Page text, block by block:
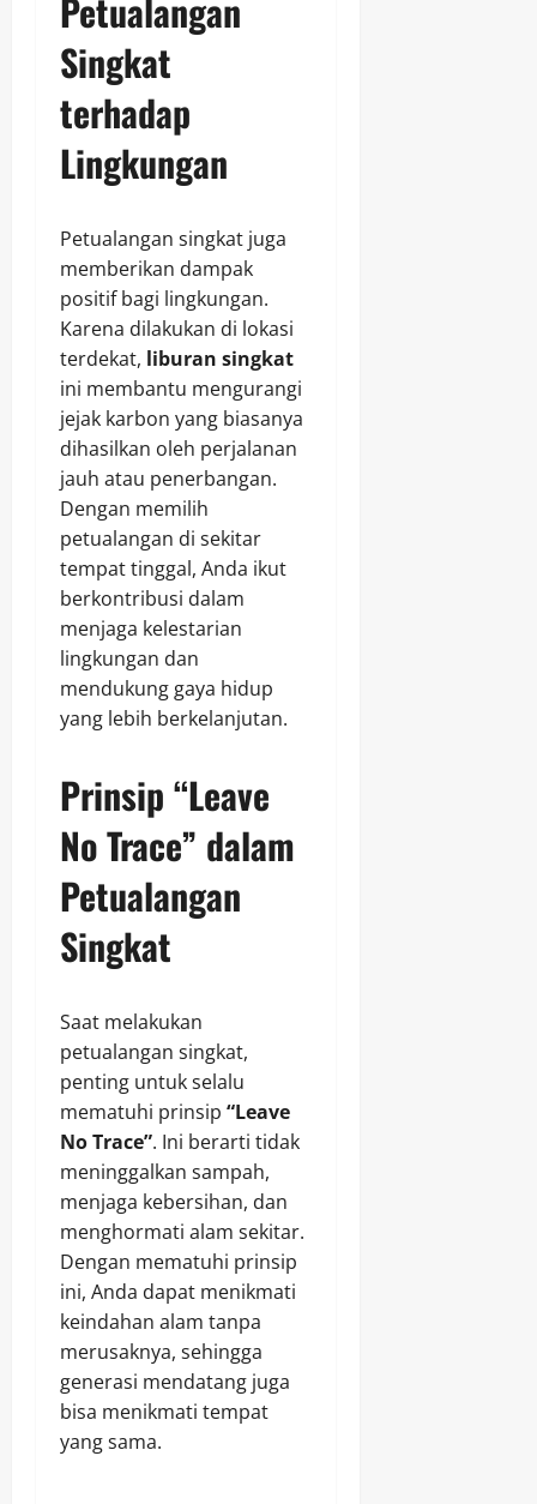
Petualangan
Singkat
terhadap
Lingkungan
Petualangan singkat juga
memberikan dampak
positif bagi lingkungan.
Karena dilakukan di lokasi
terdekat, liburan singkat
ini membantu mengurangi
jejak karbon yang biasanya
dihasilkan oleh perjalanan
jauh atau penerbangan.
Dengan memilih
petualangan di sekitar
tempat tinggal, Anda ikut
berkontribusi dalam
menjaga kelestarian
lingkungan dan
mendukung gaya hidup
yang lebih berkelanjutan.
Prinsip “Leave
No Trace” dalam
Petualangan
Singkat
Saat melakukan
petualangan singkat,
penting untuk selalu
mematuhi prinsip “Leave
No Trace”. Ini berarti tidak
meninggalkan sampah,
menjaga kebersihan, dan
menghormati alam sekitar.
Dengan mematuhi prinsip
ini, Anda dapat menikmati
keindahan alam tanpa
merusaknya, sehingga
generasi mendatang juga
bisa menikmati tempat
yang sama.